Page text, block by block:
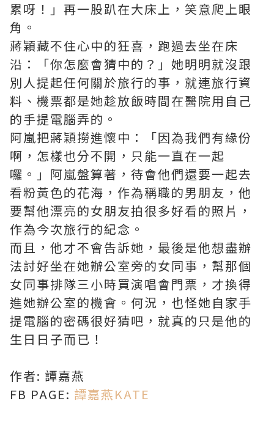
累呀！」再一股趴在大床上，笑意爬上眼
角。
蔣穎藏不住心中的狂喜，跑過去坐在床
沿：「你怎麼會猜中的？」她明明就沒跟
別人提起任何關於旅行的事，就連旅行資
料、機票都是她趁放飯時間在醫院用自己
的手提電腦弄的。
阿嵐把蔣穎撈進懷中：「因為我們有緣份
啊，怎樣也分不開，只能一直在一起
囉。」阿嵐盤算著，待會他們還要一起去
看粉黃色的花海，作為稱職的男朋友，他
要幫他漂亮的女朋友拍很多好看的照片，
作為今次旅行的紀念。
而且，他才不會告訴她，最後是他想盡辦
法討好坐在她辦公室旁的女同事，幫那個
女同事排隊三小時買演唱會門票，才換得
進她辦公室的機會。何況，也怪她自家手
提電腦的密碼很好猜吧，就真的只是他的
生日日子而已！
作者: 譚嘉燕
FB PAGE: 譚嘉燕KATE